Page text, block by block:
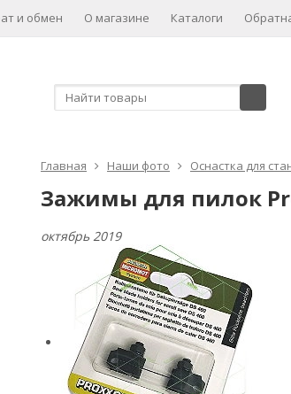
и обмен О магазине Каталоги
Главная Наши фото Оснастка для
Зажимы для пилок
октябрь 2019